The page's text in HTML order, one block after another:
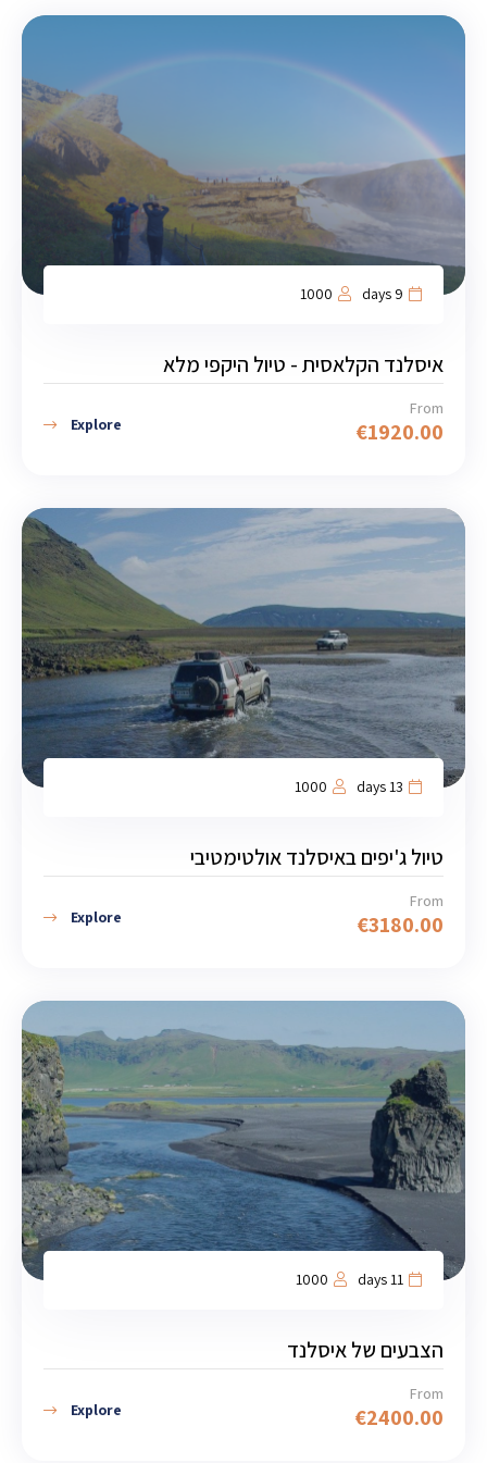
9 days
1000
איסלנד הקלאסית - טיול היקפי מלא
From
€1920.00
Explore
13 days
1000
טיול ג'יפים באיסלנד אולטימטיבי
From
€3180.00
Explore
11 days
1000
הצבעים של איסלנד
From
€2400.00
Explore